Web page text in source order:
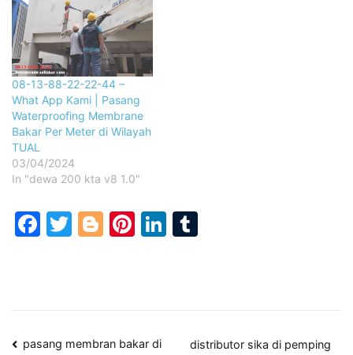
08-13-88-22-22-44 –
What App Kami | Pasang
Waterproofing Membrane
Bakar Per Meter di Wilayah
TUAL
03/04/2024
In "dewa 200 kta v8 1.0"
Facebook
Twitter
Blogger
Pinterest
LinkedIn
Post
pasang membran bakar di
distributor sika di pemping